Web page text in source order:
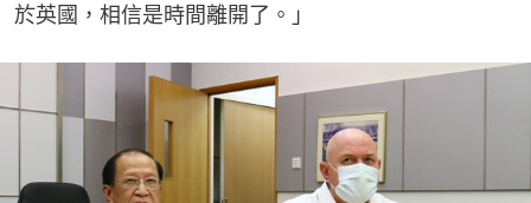
於英國，相信是時間離開了。」